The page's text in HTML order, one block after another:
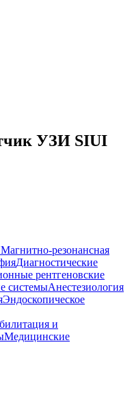
УЗИ SIUI
Магнитно-резонансная
Диагностические
рентгеновские
системыАнестезиология
Эндоскопическое
и
Медицинские